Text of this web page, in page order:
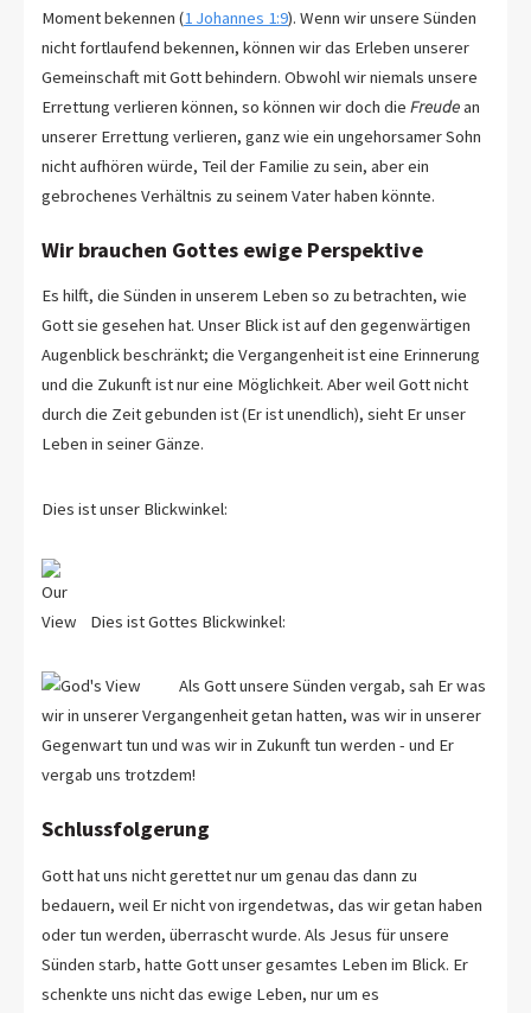
Moment bekennen (1 Johannes 1:9). Wenn wir unsere Sünden
nicht fortlaufend bekennen, können wir das Erleben unserer
Gemeinschaft mit Gott behindern. Obwohl wir niemals unsere
Errettung verlieren können, so können wir doch die Freudean
unserer Errettung verlieren, ganz wie ein ungehorsamer Sohn
nicht aufhören würde, Teil der Familie zu sein, aber ein
gebrochenes Verhältnis zu seinem Vater haben könnte.
Wir brauchen Gottes ewige Perspektive
Es hilft, die Sünden in unserem Leben so zu betrachten, wie
Gott sie gesehen hat. Unser Blick ist auf den gegenwärtigen
Augenblick beschränkt; die Vergangenheit ist eine Erinnerung
und die Zukunft ist nur eine Möglichkeit. Aber weil Gott nicht
durch die Zeit gebunden ist (Er ist unendlich), sieht Er unser
Leben in seiner Gänze.
Dies ist unser Blickwinkel:
Dies ist Gottes Blickwinkel:
Als Gott unsere Sünden vergab, sah Er was
wir in unserer Vergangenheit getan hatten, was wir in unserer
Gegenwart tun und was wir in Zukunft tun werden - und Er
vergab uns trotzdem!
Schlussfolgerung
Gott hat uns nicht gerettet nur um genau das dann zu
bedauern, weil Er nicht von irgendetwas, das wir getan haben
oder tun werden, überrascht wurde. Als Jesus für unsere
Sünden starb, hatte Gott unser gesamtes Leben im Blick. Er
schenkte uns nicht das ewige Leben, nur um es